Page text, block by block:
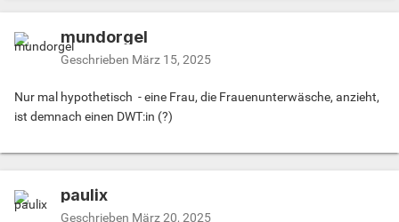
mundorgel
Geschrieben März 15, 2025
Nur mal hypothetisch - eine Frau, die Frauenunterwäsche, anzieht,
ist demnach einen DWT:in (?)
paulix
Geschrieben März 20, 2025